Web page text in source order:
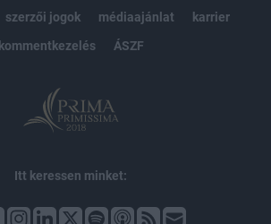
szerzői jogok médiaajánlat
karrier
kommentkezelés
ÁSZF
Itt keressen minket: